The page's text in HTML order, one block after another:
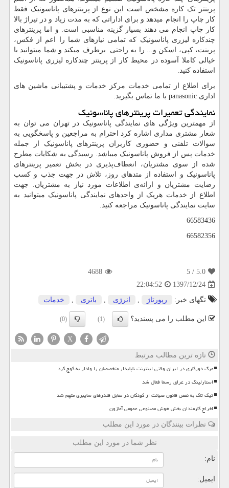
پرینتر تک کاره مشخص است این نوع از پرینترهای پاناسونیک فقط
کار چاپ را انجام میدهد و برای اداراتی که به مدت زیاد و در تیراژ بالا
کار چاپ انجام می دهند بسیار گزینه مناسبی است. و اما پرینترهای
چندکاره لیزری پاناسونیک که تمامی نیازهای شما را اعم از فکس،
پرینت، کپی، اسکن و... را به راحتی برطرف میکند و شما میتوانید با
خیالی کاملا آسوده در محیط کار از پرینتر چندکاره لیزری پاناسونیک
استفاده کنید.
برای اطلاع از تمامی خدمات مرکز خدمات و پشتیبانی ماشین های
اداری panasonic با ما تماس بگیرید.
نمایندگی تعمیرات پرینترهای پاناسونیک
از مهمترین ویژگی های نمایندگی پاناسونیک در تهران می توان به
شعار مشتری مداری اشاره کرد احترام به مراجعین و پاسخگویی به
سوالات تلفنی و حضوری کاربران پرینترهای پاناسونیک از جمله
خدمات پس از فروش پاناسونیک میباشد. رسیدگی به شکایات مطرح
شده از سوی مشتریان، انعطاف‌پذیری در بخش تعمیر پرینترهای
پاناسونیک و استفاده از متدهای روز، تلاش در جهت جذب و کسب
رضایت مشتریان و ارائه‌ی اطلاعات مورد نیاز به مشتریان. جهت
اطلاع از خدمات هریک از واحدهای نمایندگی پاناسونیک میتوانید به
سایت نمایندگی پاناسونیک مراجعه کنید.
66583436
66582356
5.0
/ 5
4688
1397/12/24
22:04:52
تگهای خبر:
رپورتاژ , انرژی , باتری , خدمات
این مطلب را می پسندید؟ (1)
(0)
X
تازه ترین مطالب مرتبط
مرگ دورکاری در ایران وقتی اینترنت ناپایدار متخصصان را وادار به کوچ کرد
استارلینک در عراق رسما فعال شد
تیک تاک به نقض قانون صیانت از کودکان در مقابل قلدرهای سایبری متهم شد
اخراج کارمندان بخش هوش مصنوعی عمومی آمازون
نظرات بینندگان در مورد این مطلب
نظر شما در مورد این مطلب
نام:
ایمیل: